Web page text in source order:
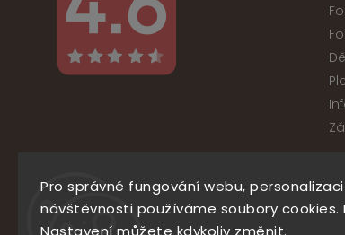
Pro správné fungování webu,
návštěvnosti používáme soubory
Nastavení můžete kdykoliv změnit.